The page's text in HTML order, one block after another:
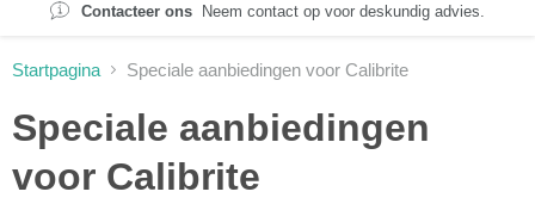
Contacteer ons Neem contact op voor deskundig advies.
Startpagina Speciale aanbiedingen voor Calibrite
Speciale aanbiedingen
voor Calibrite